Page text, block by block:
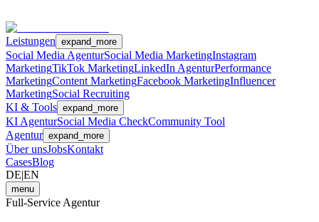
Leistungen expand_more
Social Media AgenturSocial Media MarketingInstagram
MarketingTikTok MarketingLinkedIn AgenturPerformance
MarketingContent MarketingFacebook MarketingInfluencer
MarketingSocial Recruiting
KI & Tools expand_more
KI AgenturSocial Media CheckCommunity Tool
Agentur expand_more
Über unsJobsKontakt
CasesBlog
DE|EN
menu
Full-Service Agentur